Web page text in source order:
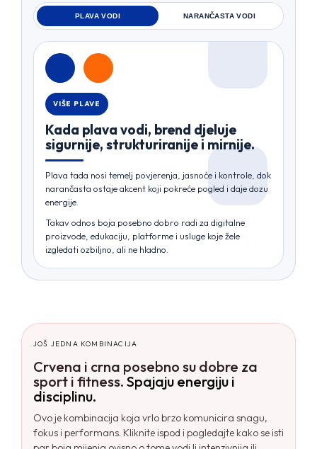
PLAVA VODI NARANČASTA VODI
VIŠE PLAVE
Kada plava vodi, brend djeluje
sigurnije, strukturiranije i mirnije.
Plava tada nosi temelj povjerenja, jasnoće i kontrole, dok
narančasta ostaje akcent koji pokreće pogled i daje dozu
energije.
Takav odnos boja posebno dobro radi za digitalne
proizvode, edukaciju, platforme i usluge koje žele
izgledati ozbiljno, ali ne hladno.
JOŠ JEDNA KOMBINACIJA
Crvena i crna posebno su dobre za
sport i fitness. Spajaju energiju i
disciplinu.
Ovo je kombinacija koja vrlo brzo komunicira snagu,
fokus i performans. Kliknite ispod i pogledajte kako se isti